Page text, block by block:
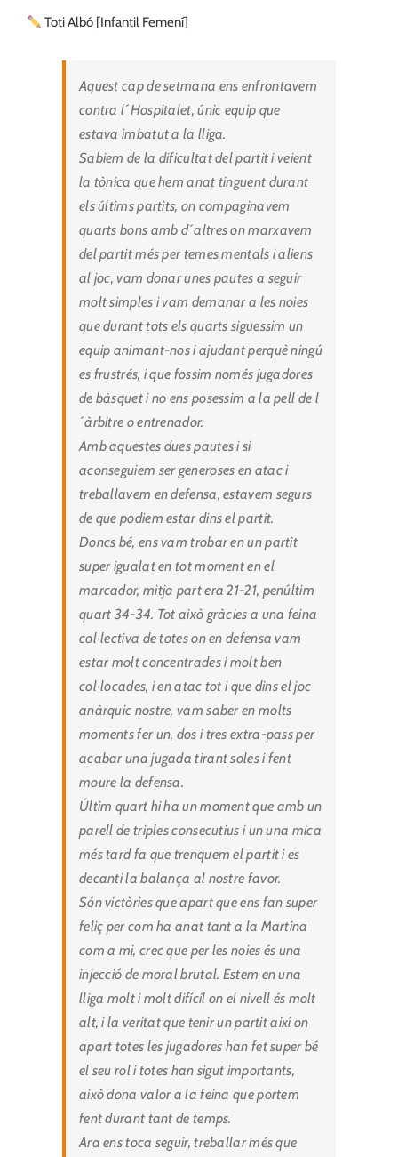
Toti Albó [Infantil Femení]
Aquest cap de setmana ens enfrontavem
contra l´Hospitalet, únic equip que
estava imbatut a la lliga.
Sabiem de la dificultat del partit i veient
la tònica que hem anat tinguent durant
els últims partits, on compaginavem
quarts bons amb d´altres on marxavem
del partit més per temes mentals i aliens
al joc, vam donar unes pautes a seguir
molt simples i vam demanar a les noies
que durant tots els quarts siguessim un
equip animant-nos i ajudant perquè ningú
es frustrés, i que fossim només jugadores
de bàsquet i no ens posessim a la pell de l
´àrbitre o entrenador.
Amb aquestes dues pautes i si
aconseguiem ser generoses en atac i
treballavem en defensa, estavem segurs
de que podiem estar dins el partit.
Doncs bé, ens vam trobar en un partit
super igualat en tot moment en el
marcador, mitja part era 21-21, penúltim
quart 34-34. Tot això gràcies a una feina
col·lectiva de totes on en defensa vam
estar molt concentrades i molt ben
col·locades, i en atac tot i que dins el joc
anàrquic nostre, vam saber en molts
moments fer un, dos i tres extra-pass per
acabar una jugada tirant soles i fent
moure la defensa.
Últim quart hi ha un moment que amb un
parell de triples consecutius i un una mica
més tard fa que trenquem el partit i es
decanti la balança al nostre favor.
Són victòries que apart que ens fan super
feliç per com ha anat tant a la Martina
com a mi, crec que per les noies és una
injecció de moral brutal. Estem en una
lliga molt i molt difícil on el nivell és molt
alt, i la veritat que tenir un partit així on
apart totes les jugadores han fet super bé
el seu rol i totes han sigut importants,
això dona valor a la feina que portem
fent durant tant de temps.
Ara ens toca seguir, treballar més que